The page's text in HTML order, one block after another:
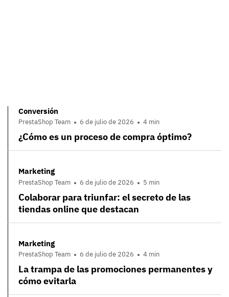
Conversión
PrestaShop Team 6 de julio de 2026 4 min
¿Cómo es un proceso de compra óptimo?
Marketing
PrestaShop Team 6 de julio de 2026 5 min
Colaborar para triunfar: el secreto de las
tiendas online que destacan
Marketing
PrestaShop Team 6 de julio de 2026 4 min
La trampa de las promociones permanentes y
cómo evitarla